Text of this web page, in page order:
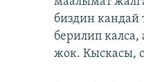
биздин кандай
берилип калса,
жок. Кыскасы,